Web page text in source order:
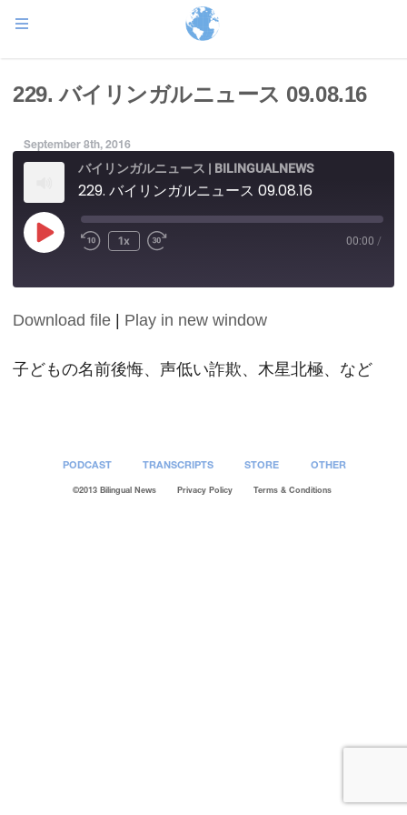
229. バイリンガルニュース 09.08.16
September 8th, 2016
バイリンガルニュース | BILINGUALNEWS
229. バイリンガルニュース 09.08.16
Play
Episode
1x 00:00 /
SHARE
LINK
Download file Play in new window
子どもの名前後悔、声低い詐欺、木星北極、など
PODCAST TRANSCRIPTS STORE OTHER
©2013 Bilingual News Privacy Policy Terms & Conditions